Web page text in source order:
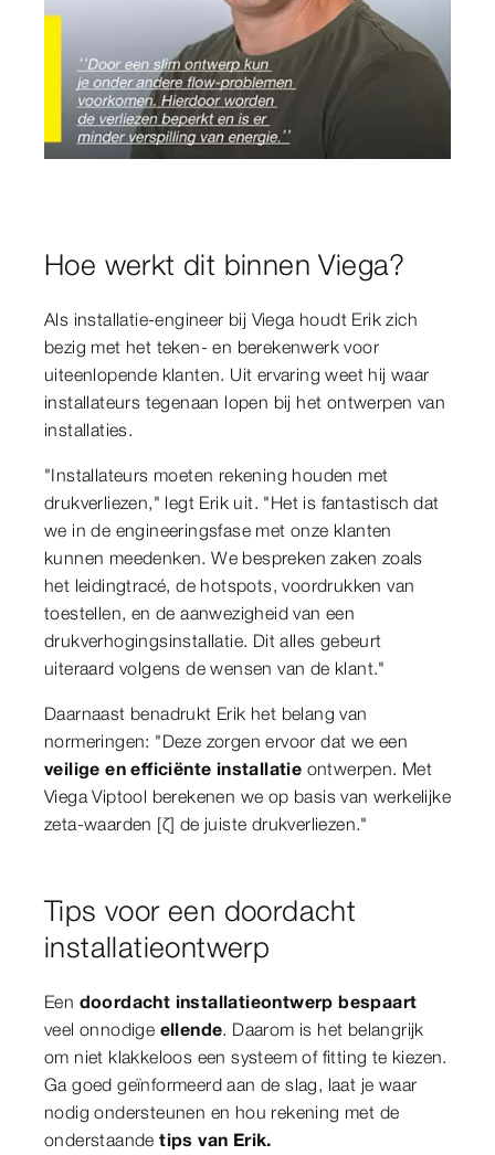
Hoe werkt dit binnen Viega?
Als installatie-engineer bij Viega houdt Erik zich
bezig met het teken- en berekenwerk voor
uiteenlopende klanten. Uit ervaring weet hij waar
installateurs tegenaan lopen bij het ontwerpen van
installaties.
"Installateurs moeten rekening houden met
drukverliezen," legt Erik uit. "Het is fantastisch dat
we in de engineeringsfase met onze klanten
kunnen meedenken. We bespreken zaken zoals
het leidingtracé, de hotspots, voordrukken van
toestellen, en de aanwezigheid van een
drukverhogingsinstallatie. Dit alles gebeurt
uiteraard volgens de wensen van de klant."
Daarnaast benadrukt Erik het belang van
normeringen: "Deze zorgen ervoor dat we een
veilige en efficiënte installatie ontwerpen. Met
Viega Viptool berekenen we op basis van werkelijke
zeta-waarden [ζ] de juiste drukverliezen."
Tips voor een doordacht
installatieontwerp
Een doordacht installatieontwerp bespaart
veel onnodige ellende. Daarom is het belangrijk
om niet klakkeloos een systeem of fitting te kiezen.
Ga goed geïnformeerd aan de slag, laat je waar
nodig ondersteunen en hou rekening met de
onderstaandetips van Erik.